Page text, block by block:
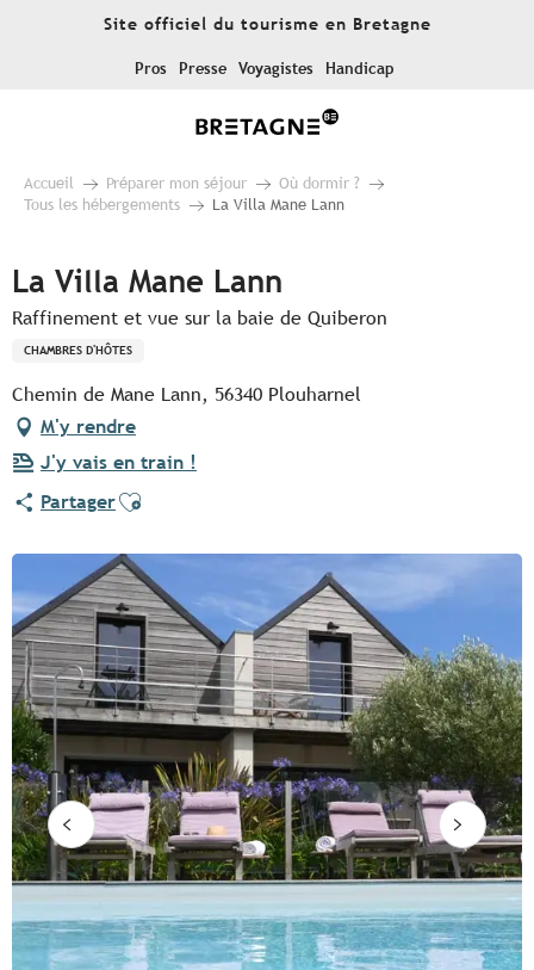
Site officiel du tourisme en Bretagne
Pros Presse Voyagistes Handicap
Accueil Préparer mon séjour
Où dormir ?
Tous les hébergements
La Villa Mane Lann
La Villa Mane Lann
Raffinement et vue sur la baie de Quiberon
CHAMBRES D'HÔTES
Chemin de Mane Lann, 56340 Plouharnel
M'y rendre
J'y vais en train !
PartagerAjouter aux favoris